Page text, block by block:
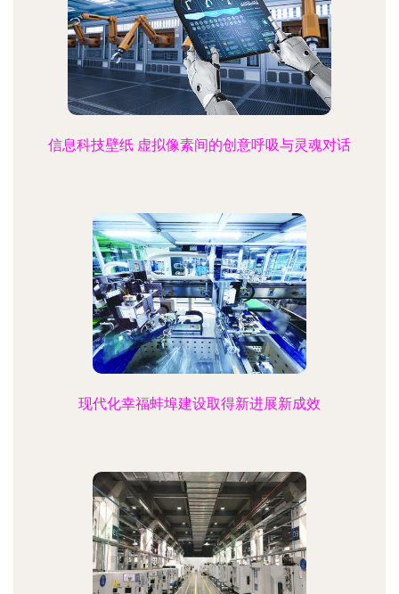
信息科技壁纸 虚拟像素间的创意呼吸与灵魂对话
现代化幸福蚌埠建设取得新进展新成效